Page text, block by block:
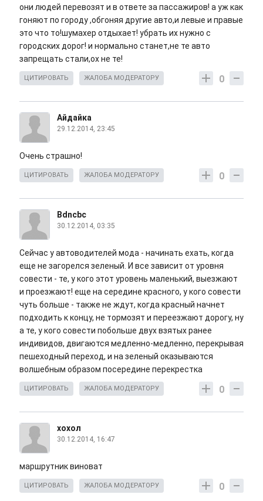
они людей перевозят и в ответе за пассажиров! а уж как
гоняют по городу ,обгоняя другие авто,и левые и правые
это что то!шумахер отдыхает! убрать их нужно с
городских дорог! и нормально станет,не те авто
запрещать стали,ох не те!
0
ЦИТИРОВАТЬ ЖАЛОБА МОДЕРАТОРУ
Айдайка
29.12.2014, 23:45
Очень страшно!
0
ЦИТИРОВАТЬ ЖАЛОБА МОДЕРАТОРУ
Bdncbc
30.12.2014, 03:35
Сейчас у автоводителей мода - начинать ехать, когда
еще не загорелся зеленый. И все зависит от уровня
совести - те, у кого этот уровень маленький, выезжают
и проезжают! еще на середине красного, у кого совести
чуть больше - также не ждут, когда красный начнет
подходить к концу, не тормозят и переезжают дорогу, ну
а те, у кого совести побольше двух взятых ранее
индивидов, двигаются медленно-медленно, перекрывая
пешеходный переход, и на зеленый оказываются
волшебным образом посередине перекрестка
0
ЦИТИРОВАТЬ ЖАЛОБА МОДЕРАТОРУ
хохол
30.12.2014, 16:47
маршрутник виноват
0
ЦИТИРОВАТЬ ЖАЛОБА МОДЕРАТОРУ